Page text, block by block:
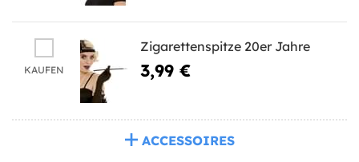
KAUFEN
Zigarettenspitze 20er Jahre
3,99 €
ACCESSOIRES